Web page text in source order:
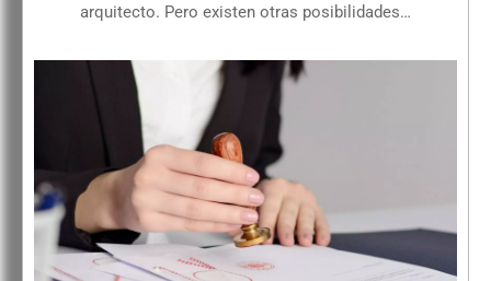
arquitecto. Pero existen otras posibilidades…